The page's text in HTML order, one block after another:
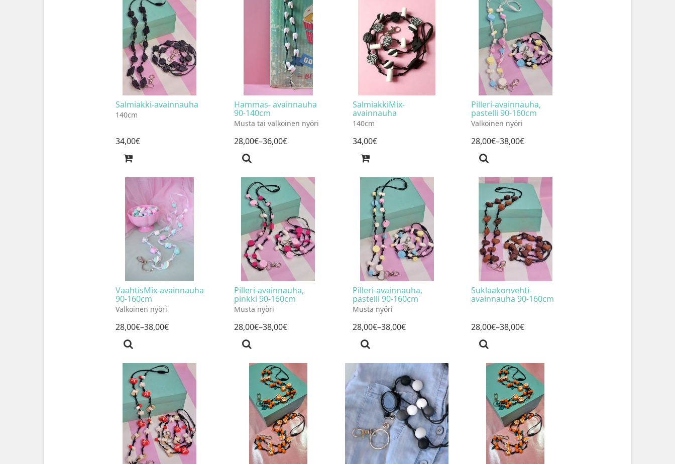
Salmiakki-avainnauha
140cm
34,00€
Hammas- avainnauha
90-140cm
Musta tai valkoinen nyöri
28,00€–36,00€
SalmiakkiMix-
avainnauha
140cm
34,00€
Pilleri-avainnauha,
pastelli 90-160cm
Valkoinen nyöri
28,00€–38,00€
VaahtisMix-avainnauha
90-160cm
Valkoinen nyöri
28,00€–38,00€
Pilleri-avainnauha,
pinkki 90-160cm
Musta nyöri
28,00€–38,00€
Pilleri-avainnauha,
pastelli 90-160cm
Musta nyöri
28,00€–38,00€
Suklaakonvehti-
avainnauha 90-160cm
28,00€–38,00€